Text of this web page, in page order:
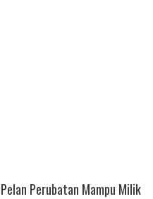
Pelan Perubatan Mampu Milik